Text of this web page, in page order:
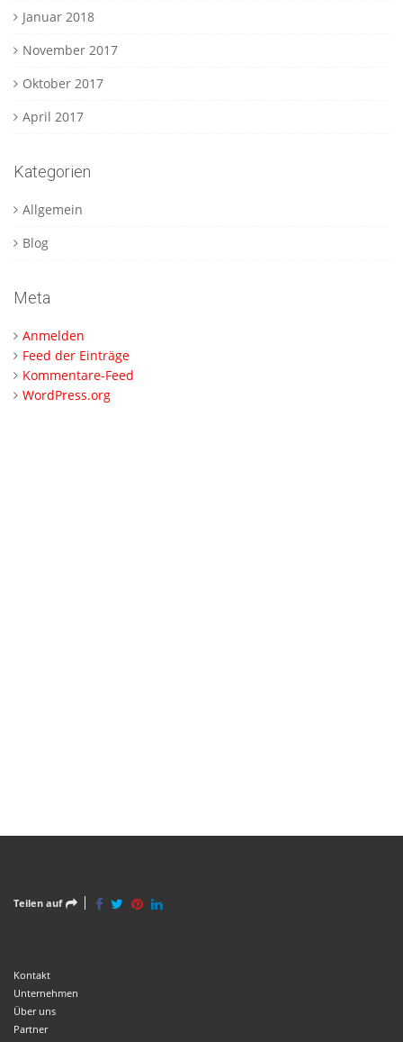
Januar 2018
November 2017
Oktober 2017
April 2017
Kategorien
Allgemein
Blog
Meta
Anmelden
Feed der Einträge
Kommentare-Feed
WordPress.org
Teilen auf
Kontakt
Unternehmen
Über uns
Partner